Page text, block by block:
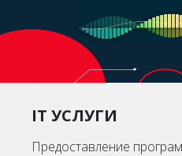
IT УСЛУГИ
Предоставление